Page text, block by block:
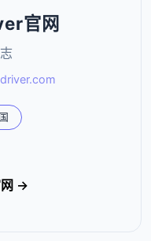
官网
网 →